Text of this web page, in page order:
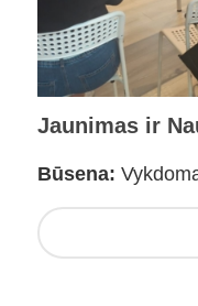
Jaunimas ir
Būsena: